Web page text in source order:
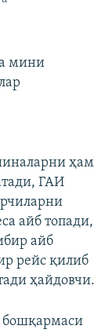
мини
ҳам
ГАИ
айб топади,
айб
рейс қилиб
ҳайдовчи.
бошқармаси